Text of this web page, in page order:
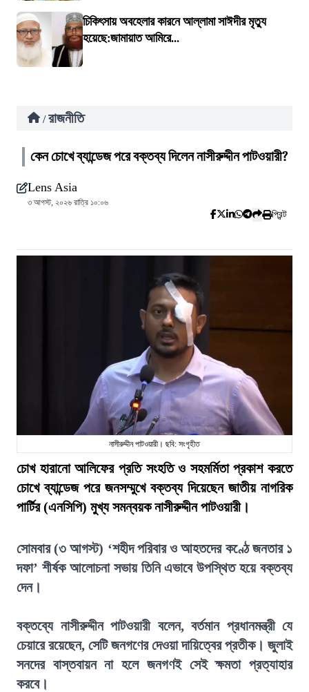
চিকিৎসায় অবহেলার কারনে আল্লামা সাঈদীর মৃত্যু
হয়েছে:জামায়াত আমিরে...
/ রাজনীতি
কেন চোখে ব্যান্ডেজ পরে বক্তব্য দিলেন নাসীরুদ্দীন পাটওয়ারী?
Lens Asia
৩ আগস্ট, ২০২৬ রাত্রি ১০:০৬
প্রিন্ট
নাসীরুদ্দীন পাটওয়ারী। ছবি: সংগৃহীত
চোখ হারানো আলিফের প্রতি সংহতি ও সহমর্মিতা প্রকাশ করতে
চোখে ব্যান্ডেজ পরে জনসম্মুখে বক্তব্য দিয়েছেন জাতীয় নাগরিক
পার্টির (এনসিপি) মুখ্য সমন্বয়ক নাসীরুদ্দীন পাটওয়ারী।
সোমবার (৩ আগস্ট) ‘শহীদ পরিবার ও আহতদের কণ্ঠে জনতার ১
দফা’ শীর্ষক আলোচনা সভায় তিনি এভাবে উপস্থিত হয়ে বক্তব্য
দেন।
বক্তব্যে নাসীরুদ্দীন পাটওয়ারী বলেন, বর্তমান প্রধানমন্ত্রী যে
চেয়ারে রয়েছেন, সেটি জনগণের দেওয়া দায়িত্বের প্রতীক। জুলাই
সনদের বাস্তবায়ন না হলে জনগণই সেই ক্ষমতা প্রত্যাহার
করবে।